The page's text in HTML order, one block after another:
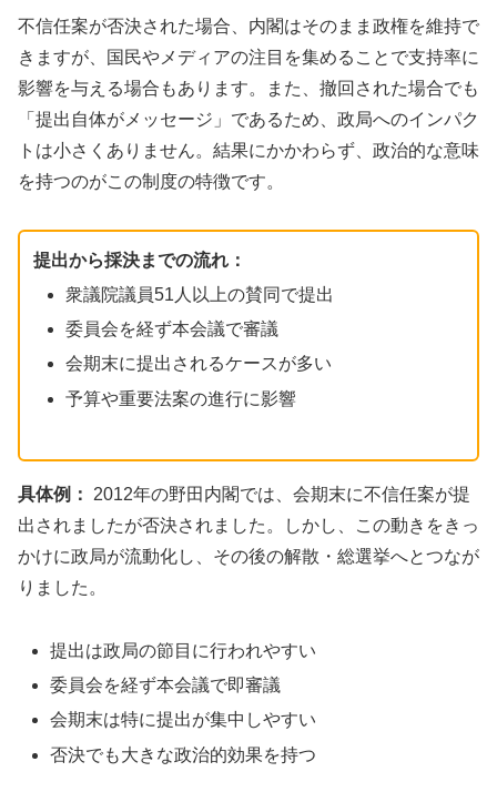
不信任案が否決された場合、内閣はそのまま政権を維持で
きますが、国民やメディアの注目を集めることで支持率に
影響を与える場合もあります。また、撤回された場合でも
「提出自体がメッセージ」であるため、政局へのインパク
トは小さくありません。結果にかかわらず、政治的な意味
を持つのがこの制度の特徴です。
提出から採決までの流れ：
衆議院議員51人以上の賛同で提出
委員会を経ず本会議で審議
会期末に提出されるケースが多い
予算や重要法案の進行に影響
具体例：
2012年の野田内閣では、会期末に不信任案が提
出されましたが否決されました。しかし、この動きをきっ
かけに政局が流動化し、その後の解散・総選挙へとつなが
りました。
提出は政局の節目に行われやすい
委員会を経ず本会議で即審議
会期末は特に提出が集中しやすい
否決でも大きな政治的効果を持つ